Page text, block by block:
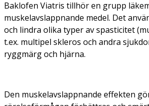
Baklofen Viatris tillhör en grupp
muskelavslappnande medel. Det
och lindra olika typer av spasticitet
t.ex. multipel skleros och andra
ryggmärg och hjärna.
Den muskelavslappnande effekten